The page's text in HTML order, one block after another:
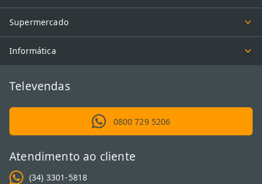
Supermercado
Informática
Televendas
0800 729 5206
Atendimento ao cliente
(34) 3301-5818